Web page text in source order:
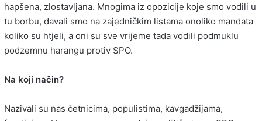
hapšena, zlostavljana. Mnogima iz opozicije koje smo vodili u
tu borbu, davali smo na zajedničkim listama onoliko mandata
koliko su htjeli, a oni su sve vrijeme tada vodili podmuklu
podzemnu harangu protiv SPO.
Na koji način?
Nazivali su nas četnicima, populistima, kavgadžijama,